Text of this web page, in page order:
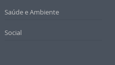
Saúde e Ambiente
Social